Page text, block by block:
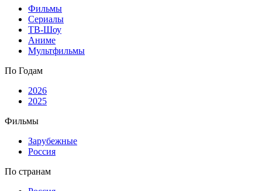
Фильмы
Сериалы
ТВ-Шоу
Аниме
Мультфильмы
По Годам
2026
2025
Фильмы
Зарубежные
Россия
По странам